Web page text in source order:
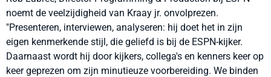
noemt de veelzijdigheid van Kraay jr. onvolprezen.
"Presenteren, interviewen, analyseren: hij doet het in zijn
eigen kenmerkende stijl, die geliefd is bij de ESPN-kijker.
Daarnaast wordt hij door kijkers, collega's en kenners keer op
keer geprezen om zijn minutieuze voorbereiding. We binden